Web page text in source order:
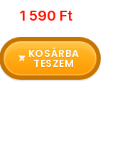
1 590 Ft
KOSÁRBA
TESZEM